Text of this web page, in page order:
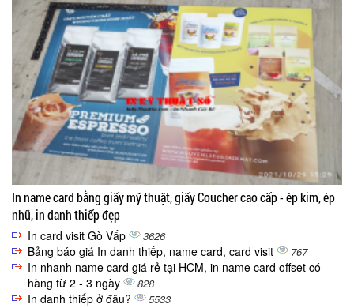
In name card bằng giấy mỹ thuật, giấy Coucher cao cấp - ép kim, ép
nhũ, in danh thiếp đẹp
In card visit Gò Vấp 3626
Bảng báo giá In danh thiếp, name card, card visit 767
In nhanh name card giá rẻ tại HCM, in name card offset có
hàng từ 2 - 3 ngày
828
In danh thiếp ở đâu? 5533